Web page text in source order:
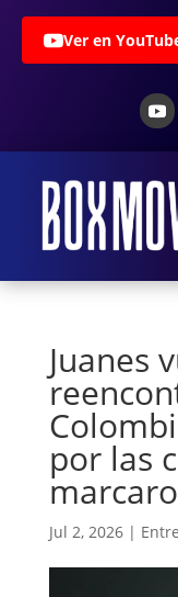
Ver en
Juanes
por las
Jul 2, 2026|